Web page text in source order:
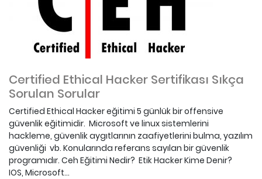
Certified Ethical Hacker Sertifikası Sıkça
Sorulan Sorular
Certified Ethical Hacker eğitimi 5 günlük bir offensive
güvenlik eğitimidir. Microsoft ve linux sistemlerini
hackleme, güvenlik aygıtlarının zaafiyetlerini bulma, yazılım
güvenliği vb. Konularında referans sayılan bir güvenlik
programıdır. Ceh Eğitimi Nedir? Etik Hacker Kime Denir?
IOS, Microsoft...